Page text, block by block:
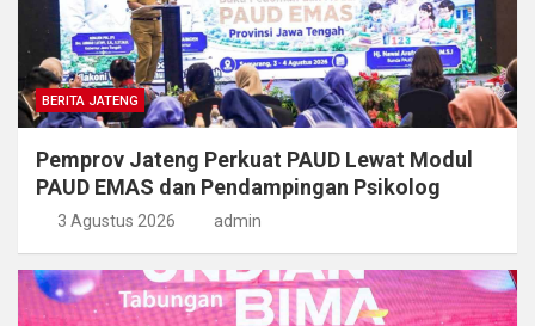
BERITA JATENG
Pemprov Jateng Perkuat PAUD Lewat Modul
PAUD EMAS dan Pendampingan Psikolog
3 Agustus 2026 admin